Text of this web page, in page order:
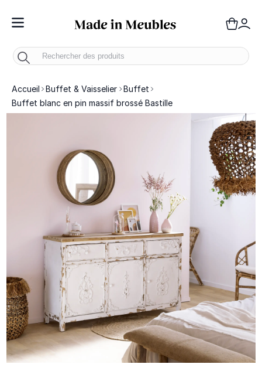
Toggle Nav
Accueil Buffet & Vaisselier
Buffet
Buffet blanc en pin massif brossé Bastille